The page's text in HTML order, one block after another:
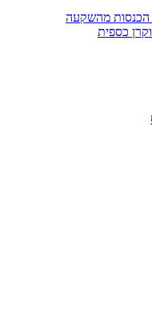
הכנסות מהשקעה
כספית